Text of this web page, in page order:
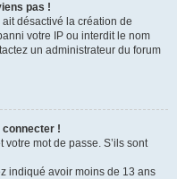
pas !
ait désactivé la création de
votre IP ou interdit le nom
un administrateur du forum
connecter !
votre mot de passe. S’ils sont
indiqué avoir moins de 13 ans